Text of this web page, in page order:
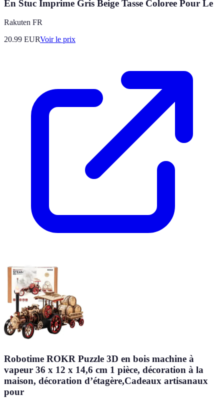
En Stuc Imprime Gris Beige Tasse Coloree Pour Le
Rakuten FR
20.99 EURVoir le prix
Robotime ROKR Puzzle 3D en bois machine à
vapeur 36 x 12 x 14,6 cm 1 pièce, décoration à la
maison, décoration d’étagère,Cadeaux artisanaux
pour